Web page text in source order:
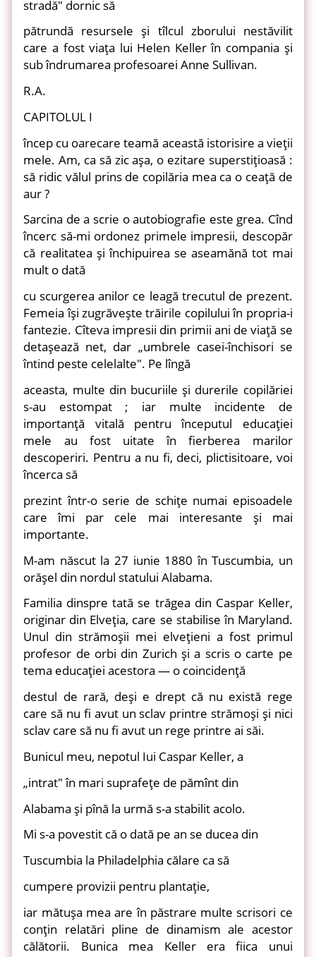
stradă" dornic să
pătrundă resursele şi tîlcul zborului nestăvilit
care a fost viaţa lui Helen Keller în compania şi
sub îndrumarea profesoarei Anne Sullivan.
R.A.
CAPITOLUL I
încep cu oarecare teamă această istorisire a vieţii
mele. Am, ca să zic aşa, o ezitare superstiţioasă :
să ridic vălul prins de copilăria mea ca o ceaţă de
aur ?
Sarcina de a scrie o autobiografie este grea. Cînd
încerc să-mi ordonez primele impresii, descopăr
că realitatea şi închipuirea se aseamănă tot mai
mult o dată
cu scurgerea anilor ce leagă trecutul de prezent.
Femeia îşi zugrăveşte trăirile copilului în propria-i
fantezie. Cîteva impresii din primii ani de viaţă se
detaşează net, dar „umbrele casei-închisori se
întind peste celelalte". Pe lîngă
aceasta, multe din bucuriile şi durerile copilăriei
s-au estompat ; iar multe incidente de
importanţă vitală pentru începutul educaţiei
mele au fost uitate în fierberea marilor
descoperiri. Pentru a nu fi, deci, plictisitoare, voi
încerca să
prezint într-o serie de schiţe numai episoadele
care îmi par cele mai interesante şi mai
importante.
M-am născut la 27 iunie 1880 în Tuscumbia, un
orăşel din nordul statului Alabama.
Familia dinspre tată se trăgea din Caspar Keller,
originar din Elveţia, care se stabilise în Maryland.
Unul din strămoşii mei elveţieni a fost primul
profesor de orbi din Zurich şi a scris o carte pe
tema educaţiei acestora — o coincidenţă
destul de rară, deşi e drept că nu există rege
care să nu fi avut un sclav printre strămoşi şi nici
sclav care să nu fi avut un rege printre ai săi.
Bunicul meu, nepotul Iui Caspar Keller, a
„intrat" în mari suprafeţe de pămînt din
Alabama şi pînă la urmă s-a stabilit acolo.
Mi s-a povestit că o dată pe an se ducea din
Tuscumbia la Philadelphia călare ca să
cumpere provizii pentru plantaţie,
iar mătuşa mea are în păstrare multe scrisori ce
conţin relatări pline de dinamism ale acestor
călătorii. Bunica mea Keller era fiica unui